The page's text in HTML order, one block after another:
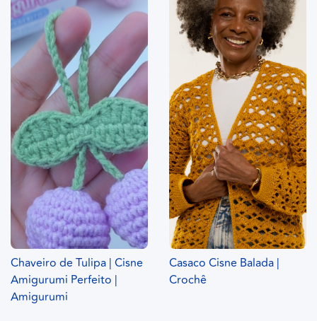
Chaveiro de Tulipa | Cisne
Amigurumi Perfeito |
Amigurumi
Casaco Cisne Balada |
Crochê